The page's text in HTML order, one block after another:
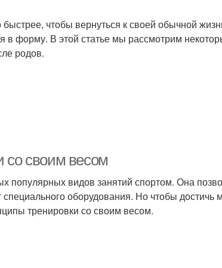
чтобы вернуться к своей обычной
в форму. В этой статье мы рассмотрим
родов.
со своим весом
популярных видов занятий спортом. Она
специального оборудования. Но чтобы достичь
тренировки со своим весом.